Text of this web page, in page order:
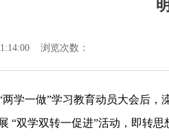
浏览次数：
学一做”学习教育动员大会后
“双学双转一促进”活动，即转